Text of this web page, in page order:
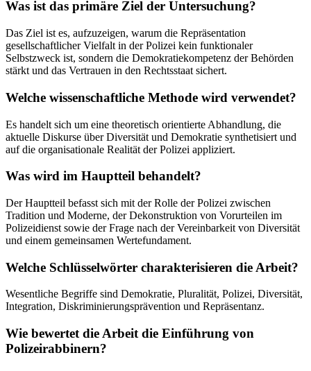
Was ist das primäre Ziel der Untersuchung?
Das Ziel ist es, aufzuzeigen, warum die Repräsentation
gesellschaftlicher Vielfalt in der Polizei kein funktionaler
Selbstzweck ist, sondern die Demokratiekompetenz der Behörden
stärkt und das Vertrauen in den Rechtsstaat sichert.
Welche wissenschaftliche Methode wird verwendet?
Es handelt sich um eine theoretisch orientierte Abhandlung, die
aktuelle Diskurse über Diversität und Demokratie synthetisiert und
auf die organisationale Realität der Polizei appliziert.
Was wird im Hauptteil behandelt?
Der Hauptteil befasst sich mit der Rolle der Polizei zwischen
Tradition und Moderne, der Dekonstruktion von Vorurteilen im
Polizeidienst sowie der Frage nach der Vereinbarkeit von Diversität
und einem gemeinsamen Wertefundament.
Welche Schlüsselwörter charakterisieren die Arbeit?
Wesentliche Begriffe sind Demokratie, Pluralität, Polizei, Diversität,
Integration, Diskriminierungsprävention und Repräsentanz.
Wie bewertet die Arbeit die Einführung von
Polizeirabbinern?